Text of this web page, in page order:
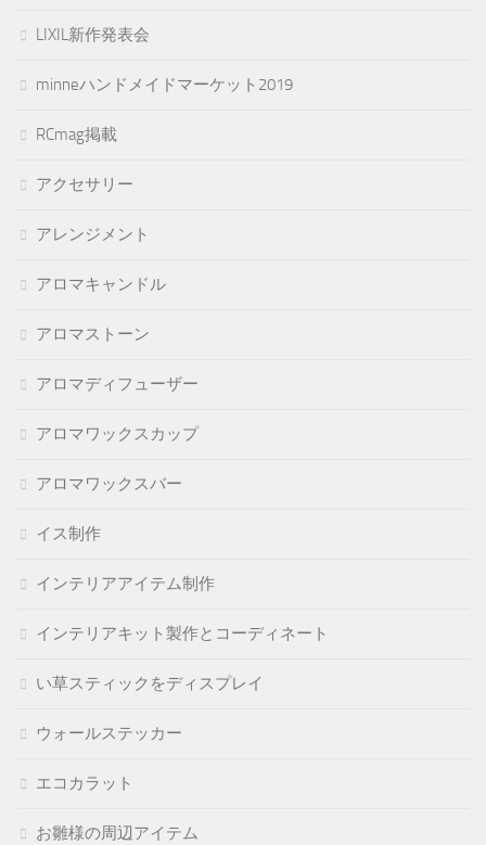
LIXIL新作発表会
minneハンドメイドマーケット2019
RCmag掲載
アクセサリー
アレンジメント
アロマキャンドル
アロマストーン
アロマディフューザー
アロマワックスカップ
アロマワックスバー
イス制作
インテリアアイテム制作
インテリアキット製作とコーディネート
い草スティックをディスプレイ
ウォールステッカー
エコカラット
お雛様の周辺アイテム